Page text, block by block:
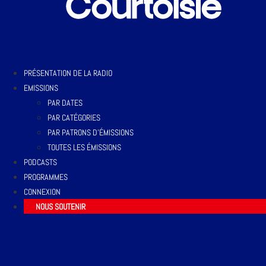
PRÉSENTATION DE LA RADIO
EMISSIONS
PAR DATES
PAR CATÉGORIES
PAR PATRONS D’ÉMISSIONS
TOUTES LES ÉMISSIONS
PODCASTS
PROGRAMMES
CONNEXION
NOUS SOUTENIR